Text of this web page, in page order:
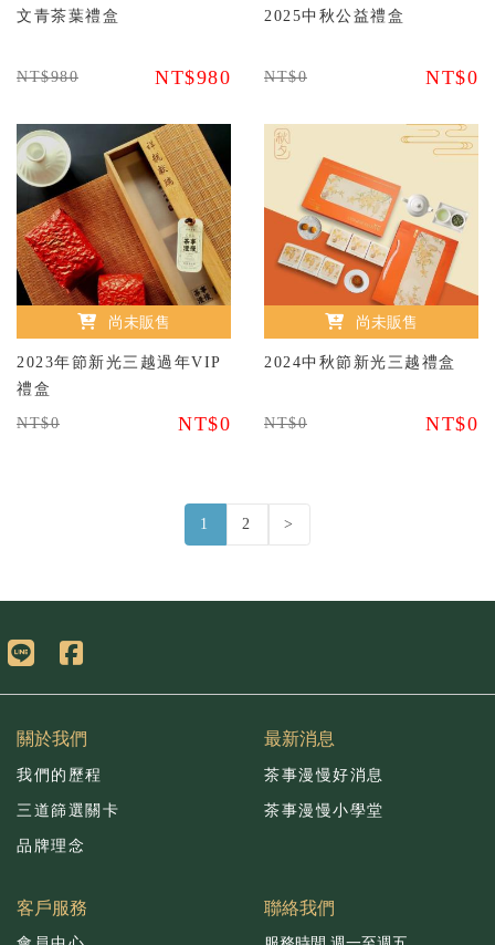
文青茶葉禮盒
NT$980 NT$980
2025中秋公益禮盒
NT$0 NT$0
尚未販售
2023年節新光三越過年VIP
禮盒
NT$0 NT$0
尚未販售
2024中秋節新光三越禮盒
NT$0 NT$0
1 2 >
關於我們
我們的歷程
三道篩選關卡
品牌理念
最新消息
茶事漫慢好消息
茶事漫慢小學堂
客戶服務 聯絡我們